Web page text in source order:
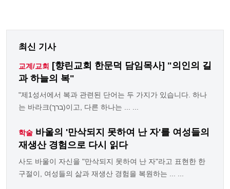
최신 기사
교계/교회 [향린교회 한문덕 담임목사] "의인의 길
과 하늘의 복"
"제1성서에서 복과 관련된 단어는 두 가지가 있습니다. 하나
는 바라크(ברך)이고, 다른 하나는 ... ...
학술 바울의 '만삭되지 못하여 난 자'를 여성들의
재생산 경험으로 다시 읽다
사도 바울이 자신을 "만삭되지 못하여 난 자"라고 표현한 한
구절이, 여성들의 삶과 재생산 경험을 복원하는 ... ...